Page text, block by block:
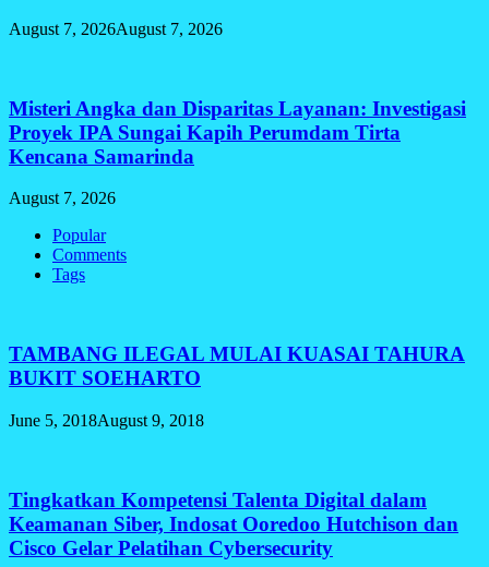
August 7, 2026August 7, 2026
Misteri Angka dan Disparitas Layanan: Investigasi
Proyek IPA Sungai Kapih Perumdam Tirta
Kencana Samarinda
August 7, 2026
Popular
Comments
Tags
TAMBANG ILEGAL MULAI KUASAI TAHURA
BUKIT SOEHARTO
June 5, 2018August 9, 2018
Tingkatkan Kompetensi Talenta Digital dalam
Keamanan Siber, Indosat Ooredoo Hutchison dan
Cisco Gelar Pelatihan Cybersecurity